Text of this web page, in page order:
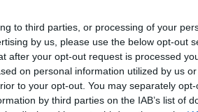
to third parties, or processing of your
by us, please use the below opt-out
after your opt-out request is processed
on personal information utilized by us
to your opt-out. You may separately
by third parties on the IAB’s list of
,szabályok ,Szolnok ,változás